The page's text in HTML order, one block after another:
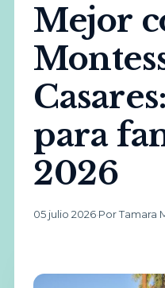
Mejor
para
2026
05 julio 2026·Por Tamara